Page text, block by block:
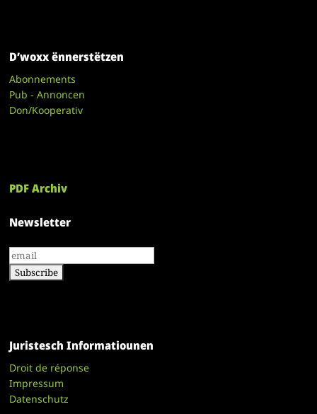
D’woxx ënnerstëtzen
Abonnements
Pub - Annoncen
Don/Kooperativ
PDF Archiv
Newsletter
Juristesch Informatiounen
Droit de réponse
Impressum
Datenschutz